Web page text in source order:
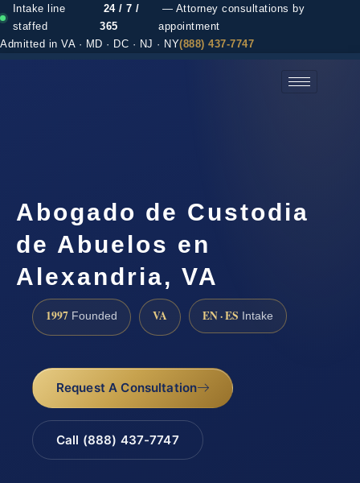
Intake line
staffed
24 / 7 /
365
— Attorney consultations by
appointment
Admitted in VA · MD · DC · NJ · NY(888) 437-7747
Abogado de Custodia
de Abuelos en
Alexandria, VA
1997 Founded VA EN · ES Intake
Request A Consultation
Call (888) 437-7747